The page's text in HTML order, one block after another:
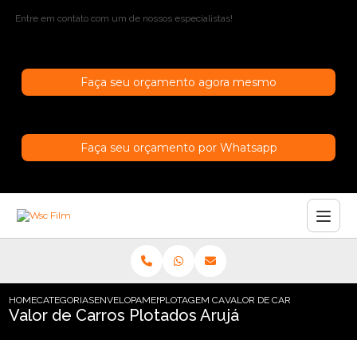
Entre em contato com um de nossos especialistas!
Faça seu orçamento agora mesmo
Faça seu orçamento por Whatsapp
HOMECATEGORIASENVELOPAMENTO DE CARROS
PLOTAGEM CARRO EM SAO PAULO
VALOR DE CARROS
Valor de Carros Plotados Arujá